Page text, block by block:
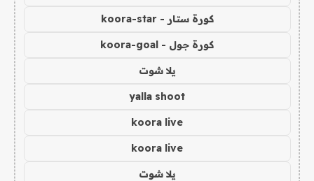
كورة ستار - koora-star
كورة جول - koora-goal
يلا شوت
yalla shoot
koora live
koora live
يلا شوت